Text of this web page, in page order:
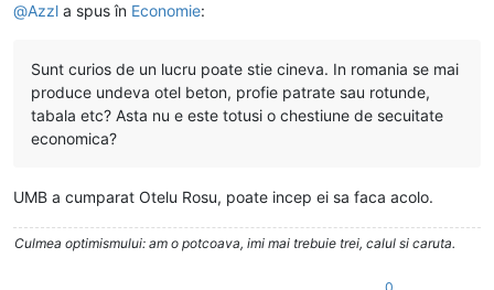
@Azzl a spus în Economie:
Sunt curios de un lucru poate stie cineva. In romania se mai
produce undeva otel beton, profie patrate sau rotunde,
tabala etc? Asta nu e este totusi o chestiune de secuitate
economica?
UMB a cumparat Otelu Rosu, poate incep ei sa faca acolo.
Culmea optimismului: am o potcoava, imi mai trebuie trei, calul si caruta.